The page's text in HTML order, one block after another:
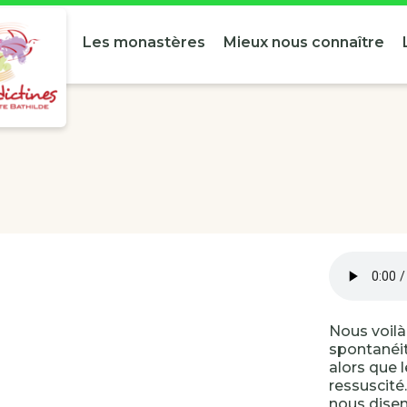
Les monastères Mieux nous connaître
Nous
alors que